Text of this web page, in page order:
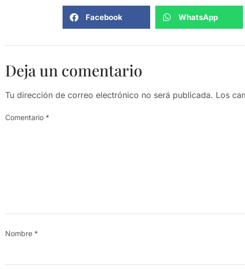
Facebook WhatsApp
Deja un comentario
Tu dirección de correo electrónico no será publicada. Los
Comentario *
Nombre *